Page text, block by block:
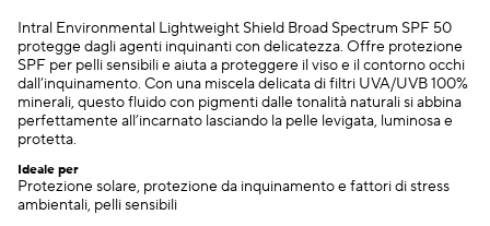
Intral Environmental Lightweight Shield Broad Spectrum SPF 50
protegge dagli agenti inquinanti con delicatezza. Offre protezione
SPF per pelli sensibili e aiuta a proteggere il viso e il contorno occhi
dall’inquinamento. Con una miscela delicata di filtri UVA/UVB 100%
minerali, questo fluido con pigmenti dalle tonalità naturali si abbina
perfettamente all’incarnato lasciando la pelle levigata, luminosa e
protetta.
Ideale per
Protezione solare, protezione da inquinamento e fattori di stress
ambientali, pelli sensibili